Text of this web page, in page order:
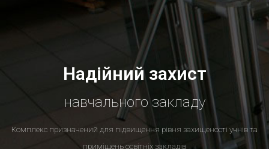
Надійний захист
навчального закладу
Комплекс призначений для підвищення рівня захищеності учнів та
приміщень освітніх закладів